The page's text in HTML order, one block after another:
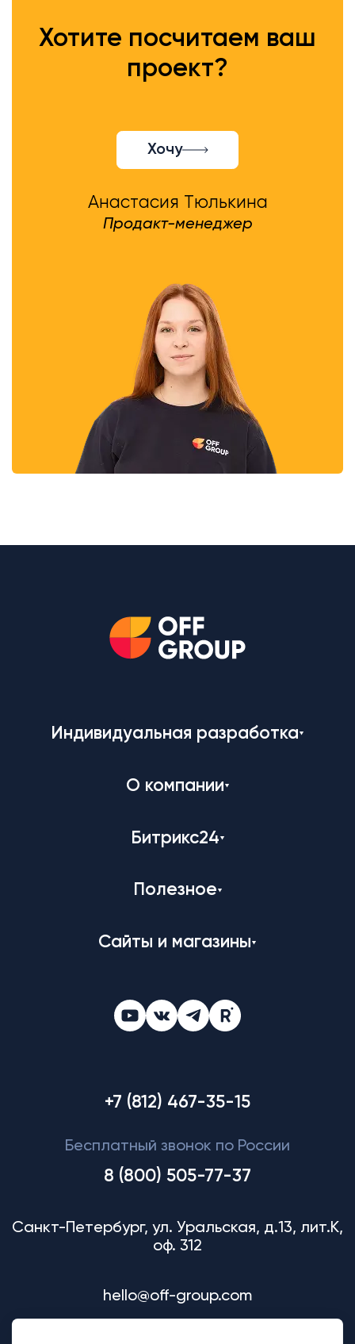
Хотите посчитаем ваш
проект?
Хочу
Анастасия Тюлькина
Продакт-менеджер
Индивидуальная разработка
О компании
Битрикс24
Полезное
Сайты и магазины
+7 (812) 467-35-15
Бесплатный звонок по России
8 (800) 505-77-37
Санкт-Петербург, ул. Уральская, д.13, лит.К,
оф. 312
hello@off-group.com